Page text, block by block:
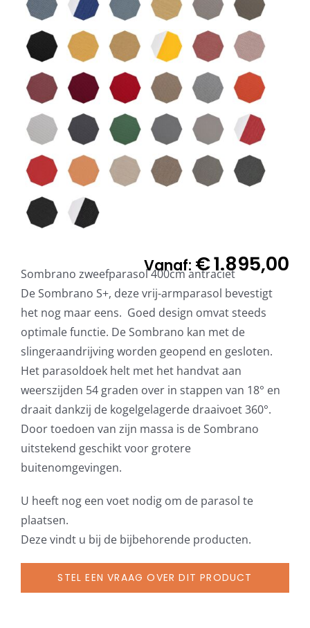
Vanaf: €1.895,00
Sombrano zweefparasol 400cm antraciet
De Sombrano S+, deze vrij-armparasol bevestigt
het nog maar eens. Goed design omvat steeds
optimale functie. De Sombrano kan met de
slingeraandrijving worden geopend en gesloten.
Het parasoldoek helt met het handvat aan
weerszijden 54 graden over in stappen van 18° en
draait dankzij de kogelgelagerde draaivoet 360°.
Door toedoen van zijn massa is de Sombrano
uitstekend geschikt voor grotere
buitenomgevingen.
U heeft nog een voet nodig om de parasol te
plaatsen.
Deze vindt u bij de bijbehorende producten.
STEL EEN VRAAG OVER DIT PRODUCT